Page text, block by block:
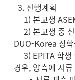
3. 진행계획
1) 본교생
2) 본교생 중 신
DUO-Korea 장
3) EPITA 학생
경우, 양측에 서